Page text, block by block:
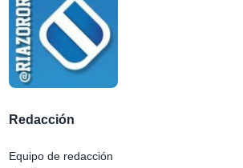
Redacción
Equipo de redacción